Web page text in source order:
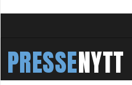
PRESSENYTT